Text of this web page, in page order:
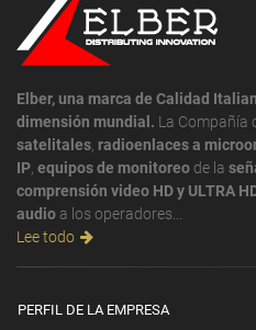
Elber, una marca de Calidad
dimensión mundial. La Compañía
satelitales radioenlaces a
IP equipos de monitoreo de la
comprensión video HD y ULTRA
audio a los operadores...
Lee todo
PERFIL DE LA EMPRESA